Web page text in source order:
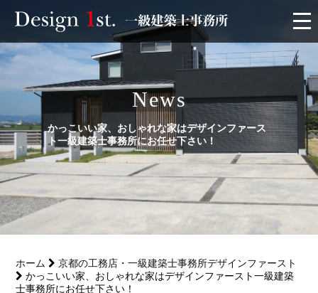
モニター
施工実績・施工事例
リフォーム
サービス
News
かっこいい家、おしゃれな家はデザインファース
ト一級建築士事務所にお任せ下さい！
ホーム
京都の工務店・一級建築士事務所デザインファースト
かっこいい家、おしゃれな家はデザインファースト一級建築
士事務所にお任せ下さい！